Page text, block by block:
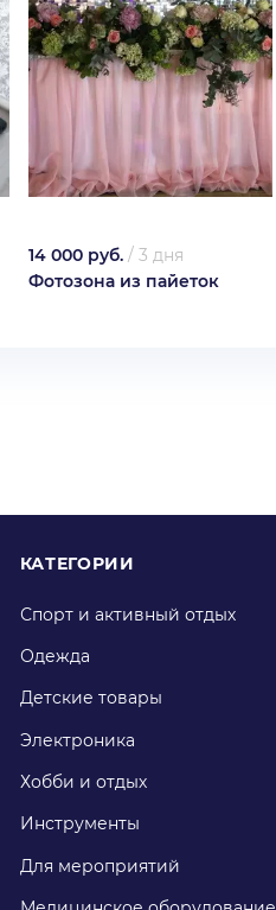
14 000 руб. / 3 дня
Фотозона из пайеток
КАТЕГОРИИ
Спорт и активный отдых
Одежда
Детские товары
Электроника
Хобби и отдых
Инструменты
Для мероприятий